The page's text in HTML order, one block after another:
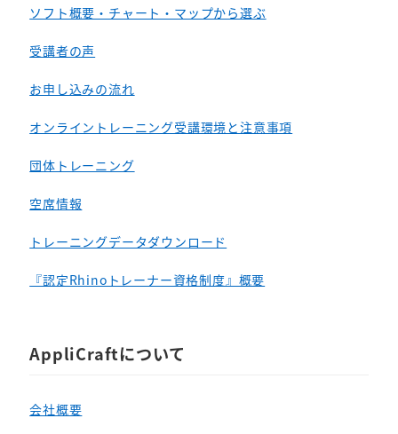
ソフト概要・チャート・マップから選ぶ
受講者の声
お申し込みの流れ
オンライントレーニング受講環境と注意事項
団体トレーニング
空席情報
トレーニングデータダウンロード
『認定Rhinoトレーナー資格制度』概要
AppliCraftについて
会社概要